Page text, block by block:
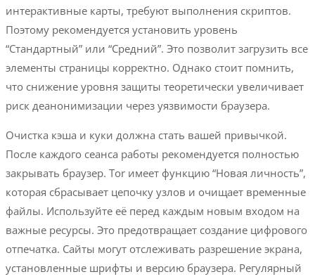
интерактивные карты, требуют выполнения скриптов.
Поэтому рекомендуется установить уровень
“Стандартный” или “Средний”. Это позволит загрузить все
элементы страницы корректно. Однако стоит помнить,
что снижение уровня защиты теоретически увеличивает
риск деанонимизации через уязвимости браузера.
Очистка кэша и куки должна стать вашей привычкой.
После каждого сеанса работы рекомендуется полностью
закрывать браузер. Tor имеет функцию “Новая личность”,
которая сбрасывает цепочку узлов и очищает временные
файлы. Используйте её перед каждым новым входом на
важные ресурсы. Это предотвращает создание цифрового
отпечатка. Сайты могут отслеживать разрешение экрана,
установленные шрифты и версию браузера. Регулярный